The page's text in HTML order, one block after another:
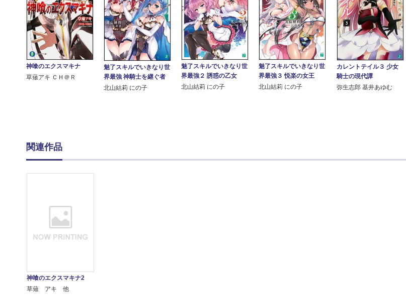
神喰のエクスマキナ
草薙アキ ＣＨ＠Ｒ
魅了スキルでいきなり世
界最強 神騎士を継ぐ者
北山結莉 にの子
魅了スキルでいきなり世
界最強２ 誘惑の乙女
北山結莉 にの子
魅了スキルでいきなり世
界最強３ 悦楽の女王
北山結莉 にの子
カレントテイル３ 少女
騎士の現代譚
弥生志郎 基井あゆむ
関連作品
神喰のエクスマキナ2
草薙 アキ 他